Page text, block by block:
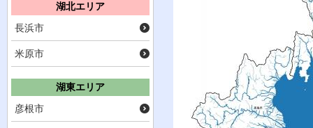
湖北エリア
長浜市
米原市
湖東エリア
彦根市